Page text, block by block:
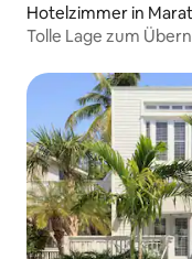
Hotelzimmer in
Tolle Lage zum